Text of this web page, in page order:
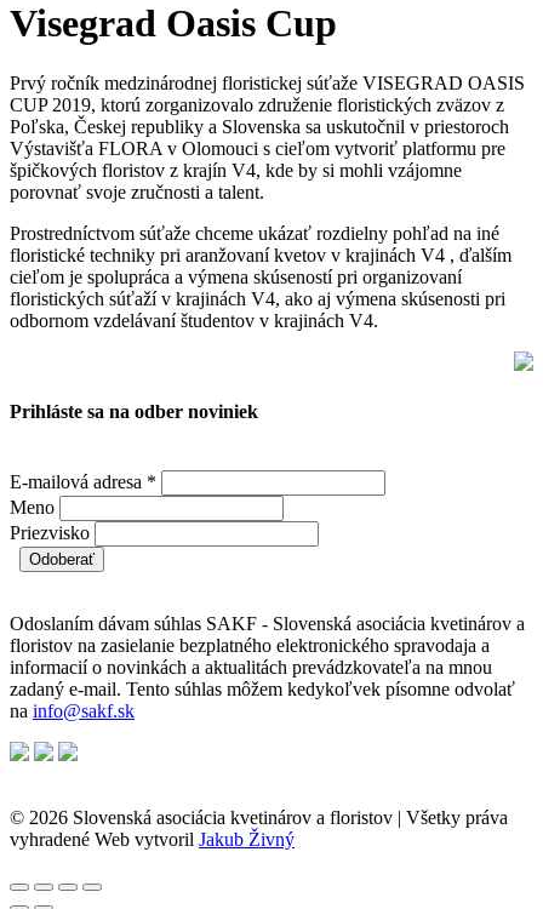
Visegrad Oasis Cup
Prvý ročník medzinárodnej floristickej súťaže VISEGRAD OASIS
CUP 2019, ktorú zorganizovalo združenie floristických zväzov z
Poľska, Českej republiky a Slovenska sa uskutočnil v priestoroch
Výstavišťa FLORA v Olomouci s cieľom vytvoriť platformu pre
špičkových floristov z krajín V4, kde by si mohli vzájomne
porovnať svoje zručnosti a talent.
Prostredníctvom súťaže chceme ukázať rozdielny pohľad na iné
floristické techniky pri aranžovaní kvetov v krajinách V4 , ďalším
cieľom je spolupráca a výmena skúseností pri organizovaní
floristických súťaží v krajinách V4, ako aj výmena skúsenosti pri
odbornom vzdelávaní študentov v krajinách V4.
Prihláste sa na odber noviniek
E-mailová adresa *
Meno
Priezvisko
Odoslaním dávam súhlas SAKF - Slovenská asociácia kvetinárov a
floristov na zasielanie bezplatného elektronického spravodaja a
informacií o novinkách a aktualitách prevádzkovateľa na mnou
zadaný e-mail. Tento súhlas môžem kedykoľvek písomne odvolať
na info@sakf.sk
© 2026 Slovenská asociácia kvetinárov a floristov | Všetky práva
vyhradené Web vytvoril Jakub Živný